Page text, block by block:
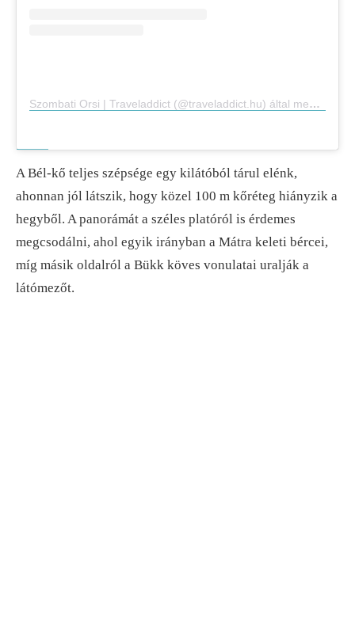
Szombati Orsi | Traveladdict (@traveladdict.hu) által megosztott bejegyzés
A Bél-kő teljes szépsége egy kilátóból tárul elénk,
ahonnan jól látszik, hogy közel 100 m kőréteg hiányzik a
hegyből. A panorámát a széles platóról is érdemes
megcsodálni, ahol egyik irányban a Mátra keleti bércei,
míg másik oldalról a Bükk köves vonulatai uralják a
látómezőt.